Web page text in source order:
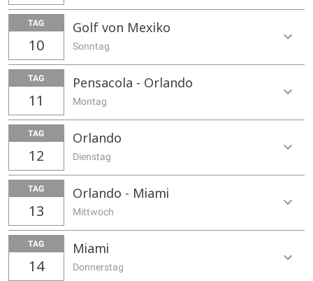
TAG
10
Golf von Mexiko
Sonntag
TAG
11
Pensacola - Orlando
Montag
TAG
12
Orlando
Dienstag
TAG
13
Orlando - Miami
Mittwoch
TAG
14
Miami
Donnerstag